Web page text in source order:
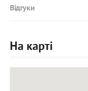
Відгуки
На карті